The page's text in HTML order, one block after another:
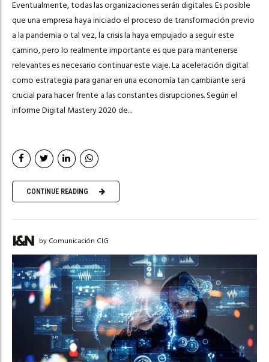
Eventualmente, todas las organizaciones serán digitales. Es posible
que una empresa haya iniciado el proceso de transformación previo
a la pandemia o tal vez, la crisis la haya empujado a seguir este
camino, pero lo realmente importante es que para mantenerse
relevantes es necesario continuar este viaje. La aceleración digital
como estrategia para ganar en una economía tan cambiante será
crucial para hacer frente a las constantes disrupciones. Según el
informe Digital Mastery 2020 de...
CONTINUE READING
by Comunicación CIG